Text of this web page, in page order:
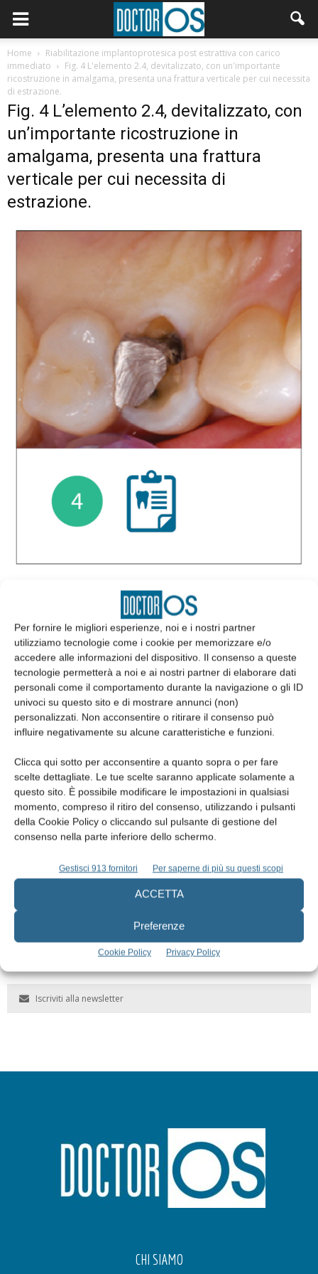
Per fornire le migliori esperienze, noi e i nostri partner
utilizziamo tecnologie come i cookie per memorizzare e/o
accedere alle informazioni del dispositivo. Il consenso a queste
tecnologie permetterà a noi e ai nostri partner di elaborare dati
personali come il comportamento durante la navigazione o gli ID
univoci su questo sito e di mostrare annunci (non)
personalizzati. Non acconsentire o ritirare il consenso può
influire negativamente su alcune caratteristiche e funzioni.
Clicca qui sotto per acconsentire a quanto sopra o per fare
scelte dettagliate. Le tue scelte saranno applicate solamente a
questo sito. È possibile modificare le impostazioni in qualsiasi
momento, compreso il ritiro del consenso, utilizzando i pulsanti
della Cookie Policy o cliccando sul pulsante di gestione del
consenso nella parte inferiore dello schermo.
Gestisci 913 fornitori Per saperne di più su questi scopi
ACCETTA
Preferenze
Cookie Policy Privacy Policy
Home
Riabilitazione implantoprotesica post estrattiva con carico
immediato
Fig. 4 L'elemento 2.4, devitalizzato, con un'importante
ricostruzione in amalgama, presenta una frattura verticale per cui necessita
di estrazione.
Fig. 4 L’elemento 2.4, devitalizzato, con
un’importante ricostruzione in
amalgama, presenta una frattura
verticale per cui necessita di
estrazione.
EDICOLA
Iscriviti alla newsletter
CHI SIAMO